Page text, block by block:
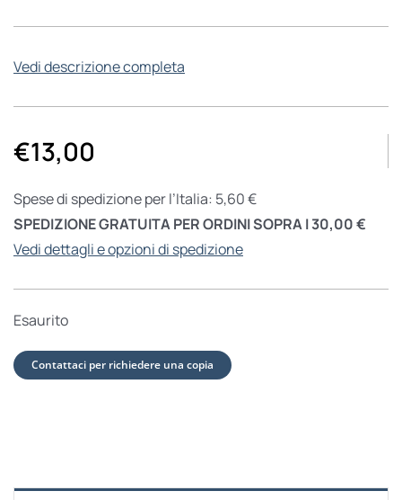
Vedi descrizione completa
€13,00
Spese di spedizione per l’Italia: 5,60 €
SPEDIZIONE GRATUITA PER ORDINI SOPRA I 30,00 €
Vedi dettagli e opzioni di spedizione
Esaurito
Contattaci per richiedere una copia